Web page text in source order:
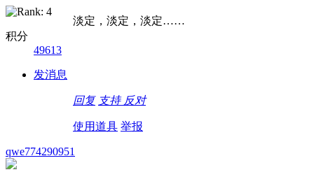
积分
49613
发消息
淡定，淡定，淡定……
回复 支持 反对
使用道具 举报
qwe774290951